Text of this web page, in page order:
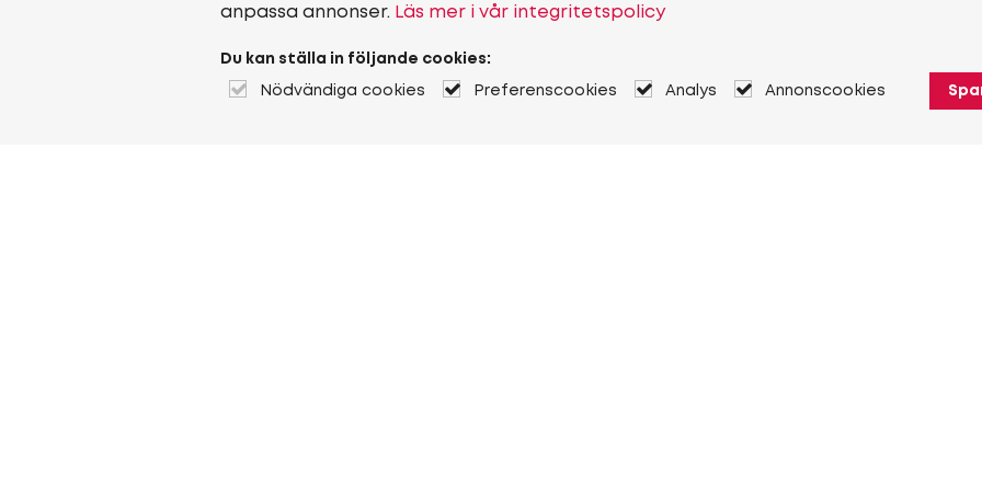
anpassa annonser. Läs mer i vår integritetspolicy
Du kan ställa in följande cookies:
Nödvändiga cookies Preferenscookies Analys Annonscookies